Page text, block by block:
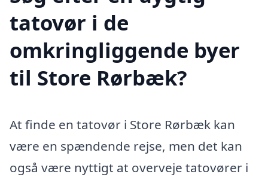
tatovør i de
omkringliggende byer
til Store Rørbæk?
At finde en tatovør i Store Rørbæk kan
være en spændende rejse, men det kan
også være nyttigt at overveje tatovører i